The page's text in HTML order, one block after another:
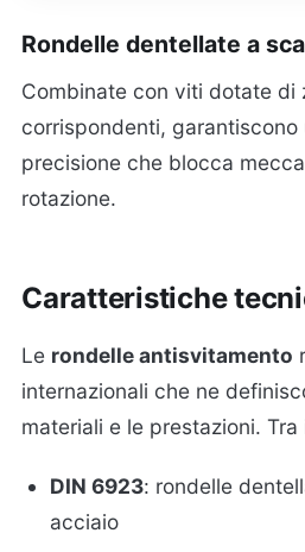
Rondelle dentellate a
Combinate con viti dotate di
corrispondenti,
precisione che blocca
rotazione.
Caratteristiche
Le rondelle antisvitamento
internazionali che ne
materiali e le prestazioni.
DIN 6923: rondelle
acciaio